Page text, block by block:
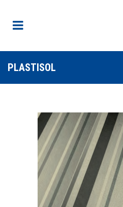
PLASTISOL